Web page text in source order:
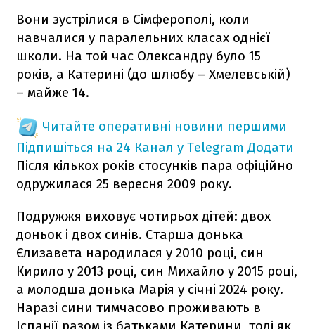
Вони зустрілися в Сімферополі, коли
навчалися у паралельних класах однієї
школи. На той час Олександру було 15
років, а Катерині (до шлюбу – Хмелевській)
– майже 14.
Читайте оперативні новини першими
Підпишіться на 24 Канал у Telegram Додати
Після кількох років стосунків пара офіційно
одружилася 25 вересня 2009 року.
Подружжя виховує чотирьох дітей: двох
доньок і двох синів. Старша донька
Єлизавета народилася у 2010 році, син
Кирило у 2013 році, син Михайло у 2015 році,
а молодша донька Марія у січні 2024 року.
Наразі сини тимчасово проживають в
Іспанії разом із батьками Катерини, тоді як